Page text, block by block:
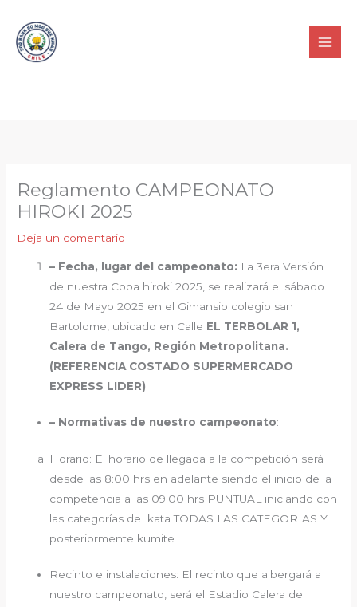
Reglamento CAMPEONATO
HIROKI 2025
Deja un comentario
– Fecha, lugar del campeonato: La 3era Versión
de nuestra Copa hiroki 2025, se realizará el sábado
24 de Mayo 2025 en el Gimansio colegio san
Bartolome, ubicado en Calle EL TERBOLAR 1,
Calera de Tango, Región Metropolitana.
(REFERENCIA COSTADO SUPERMERCADO
EXPRESS LIDER)
– Normativas de nuestro campeonato:
Horario: El horario de llegada a la competición será
desde las 8:00 hrs en adelante siendo el inicio de la
competencia a las 09:00 hrs PUNTUAL iniciando con
las categorías de kata TODAS LAS CATEGORIAS Y
posteriormente kumite
Recinto e instalaciones: El recinto que albergará a
nuestro campeonato, será el Estadio Calera de